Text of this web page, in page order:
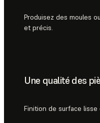
Produisez des moules
et précis.
Une qualité des
Finition de surface lisse